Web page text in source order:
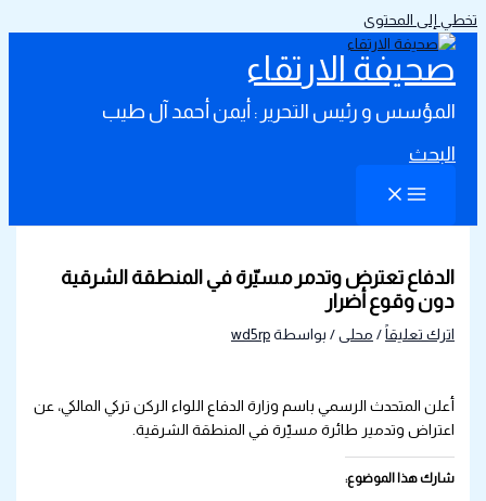
تخطي إلى المحتوى
صحيفة الارتقاء
المؤسس و رئيس التحرير : أيمن أحمد آل طيب
البحث
الدفاع تعترض وتدمر مسيّرة في المنطقة الشرقية
دون وقوع أضرار
اترك تعليقاً / محلى / بواسطة wd5rp
أعلن المتحدث الرسمي باسم وزارة الدفاع اللواء الركن تركي المالكي، عن
اعتراض وتدمير طائرة مسيّرة في المنطقة الشرقية.
شارك هذا الموضوع: